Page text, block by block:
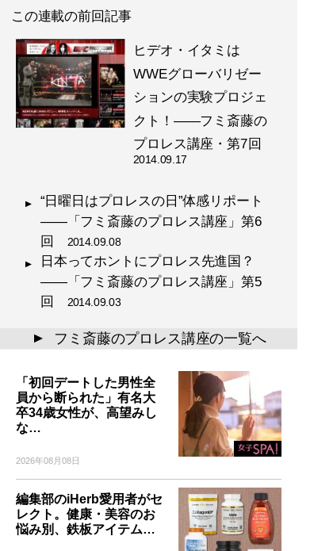
この連載の前回記事
ヒデオ・イタミは
WWEグローバリゼー
ションの実験プロジェ
クト！――フミ斎藤の
プロレス講座・第7回
2014.09.17
“日曜日はプロレスの日”体感リポート
――「フミ斎藤のプロレス講座」第6
回 2014.09.08
日本ってホントにプロレス先進国？
――「フミ斎藤のプロレス講座」第5
回
2014.09.03
▲ フミ斎藤のプロレス講座の一覧へ
「初回デートした男性全
員から断られた」有名大
卒34歳女性が、高望みし
な…
2026年08月08日
編集部のiHerb愛用者がセ
レクト。健康・美容のお
悩み別、鉄板アイテム…